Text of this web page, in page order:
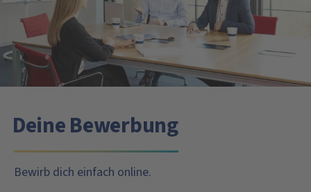
Deine Bewerbung
Bewirb dich einfach online.